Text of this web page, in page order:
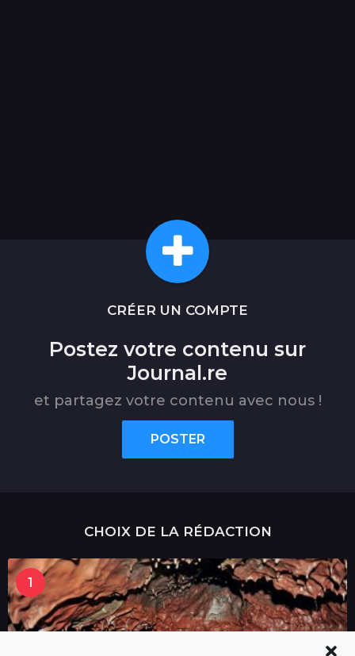
CRÉER UN COMPTE
Postez votre contenu sur
Journal.re
et partagez votre contenu avec nous !
POSTER
CHOIX DE LA RÉDACTION
1